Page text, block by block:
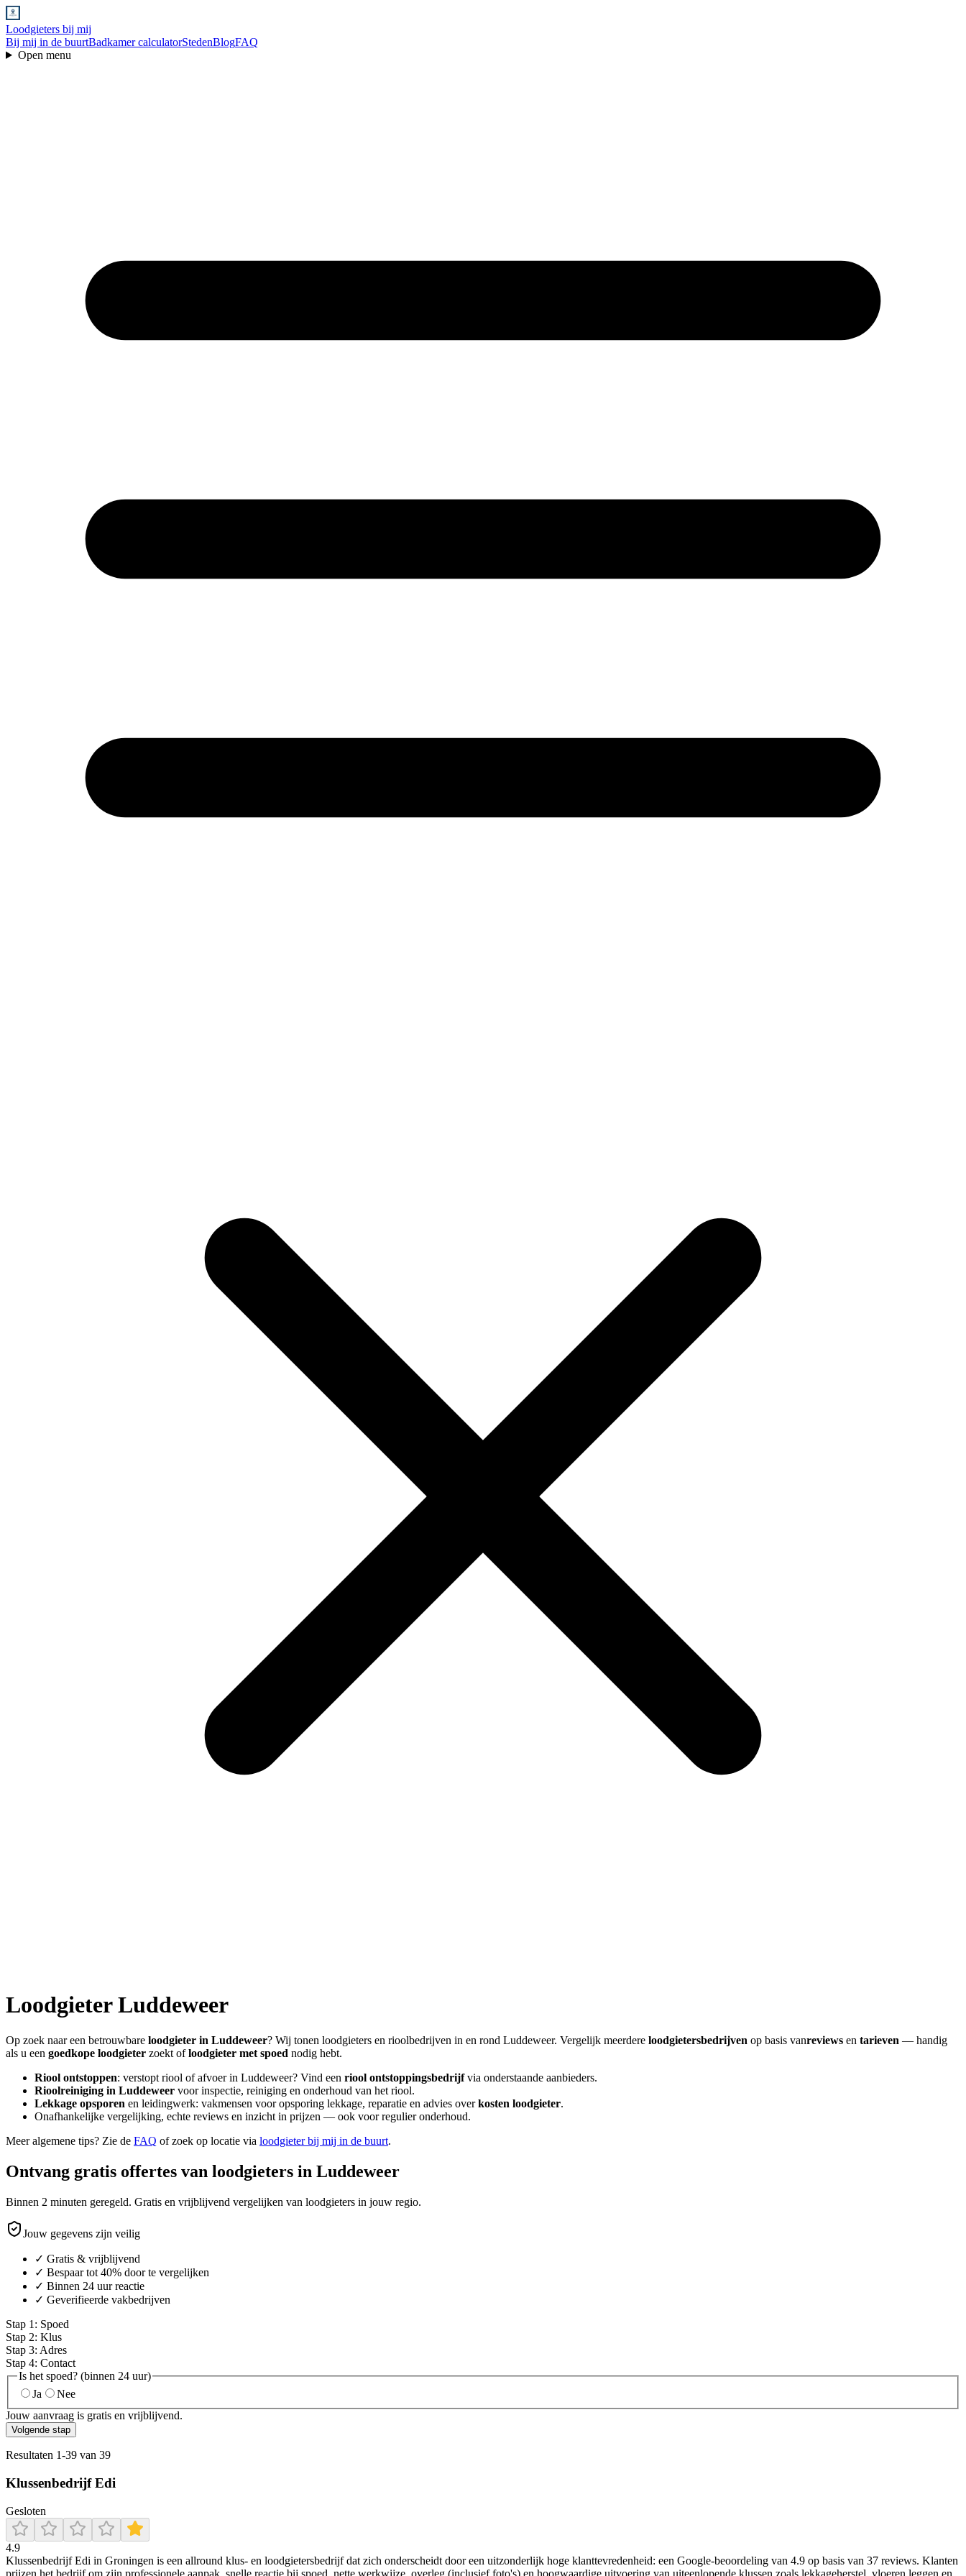
Loodgieters bij mij
Bij mij in de buurtBadkamer calculatorStedenBlogFAQ
Open menu
LoodgieterLuddeweer
Op zoek naar een betrouwbare loodgieter in Luddeweer? Wij tonen loodgieters en rioolbedrijven in en rond Luddeweer. Vergelijk meerdere loodgietersbedrijven op basis vanreviews en tarieven — handig
als u een goedkope loodgieter zoekt ofloodgieter met spoed nodig hebt.
Riool ontstoppen: verstopt riool of afvoer in Luddeweer? Vind een riool ontstoppingsbedrijfvia onderstaande aanbieders.
Rioolreiniging in Luddeweer voor inspectie, reiniging en onderhoud van het riool.
Lekkage opsporen en leidingwerk: vakmensen voor opsporing lekkage, reparatie en advies overkosten loodgieter.
Onafhankelijke vergelijking, echte reviews en inzicht in prijzen — ook voor regulier onderhoud.
Meer algemene tips? Zie de FAQ of zoek op locatie via loodgieter bij mij in de buurt.
Ontvang gratis offertes van loodgieters in Luddeweer
Binnen 2 minuten geregeld. Gratis en vrijblijvend vergelijken van loodgieters in jouw regio.
Jouw gegevens zijn veilig
✓ Gratis & vrijblijvend
✓ Bespaar tot 40% door te vergelijken
✓ Binnen 24 uur reactie
✓ Geverifieerde vakbedrijven
Stap 1 : Spoed
Stap 2: Klus
Stap 3: Adres
Stap 4: Contact
Is het spoed? (binnen 24 uur)
Ja
Nee
Jouw aanvraag is gratis en vrijblijvend.
Volgende stap
Resultaten 1-39 van 39
Klussenbedrijf Edi
Gesloten
4.9
Klussenbedrijf Edi in Groningen is een allround klus- en loodgietersbedrijf dat zich onderscheidt door een uitzonderlijk hoge klanttevredenheid: een Google-beoordeling van 4.9 op basis van 37 reviews. Klanten
prijzen het bedrijf om zijn professionele aanpak, snelle reactie bij spoed, nette werkwijze, overleg (inclusief foto's) en hoogwaardige uitvoering van uiteenlopende klussen zoals lekkageherstel, vloeren leggen en